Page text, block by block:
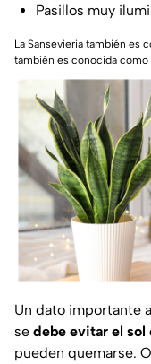
Pasillos muy
La Sansevieria también es
también es conocida como
Un dato importante
se debe evitar el
pueden quemarse.